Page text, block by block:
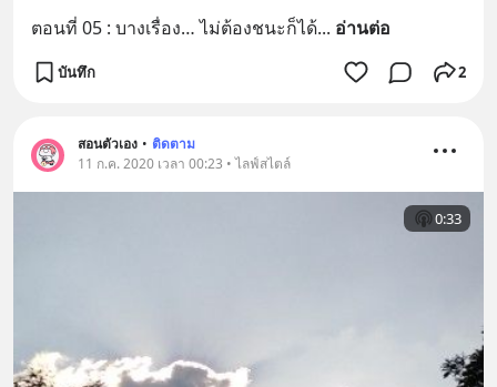
ตอนที่ 05 : บางเรื่อง… ไม่ต้องชนะก็ได้... อ่านต่อ
บันทึก 2
สอนตัวเอง • ติดตาม
11 ก.ค. 2020 เวลา 00:23 • ไลฟ์สไตล์
0:33